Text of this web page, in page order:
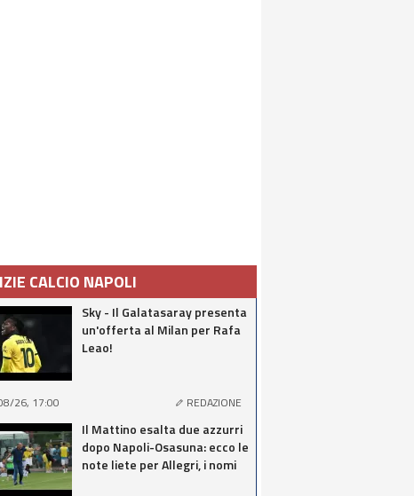
CALCIO NAPOLI
Sky - Il Galatasaray presenta
un'offerta al Milan per Rafa
Leao!
26, 17:00 REDAZIONE
Il Mattino esalta due azzurri
dopo Napoli-Osasuna: ecco le
note liete per Allegri, i nomi